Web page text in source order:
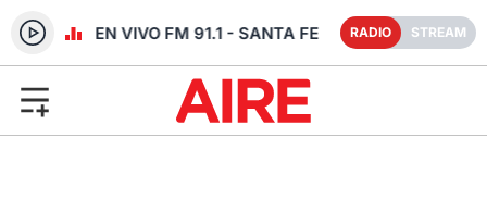
RADIO EN VIVO FM 91.1 - SANTA FE RADIO STREAM